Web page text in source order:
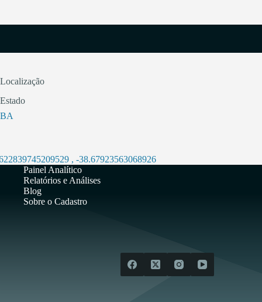
Localização
Estado
BA
, -38.67923563068926
Painel Analítico
Relatórios e Análises
Blog
Sobre o Cadastro